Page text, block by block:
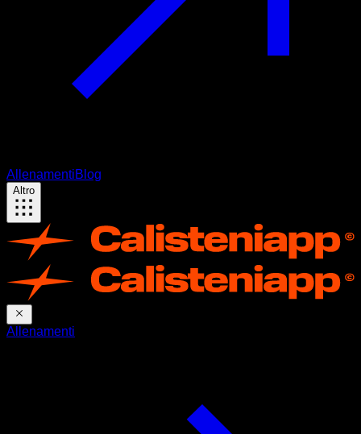
AllenamentiBlog
Altro
Allenamenti